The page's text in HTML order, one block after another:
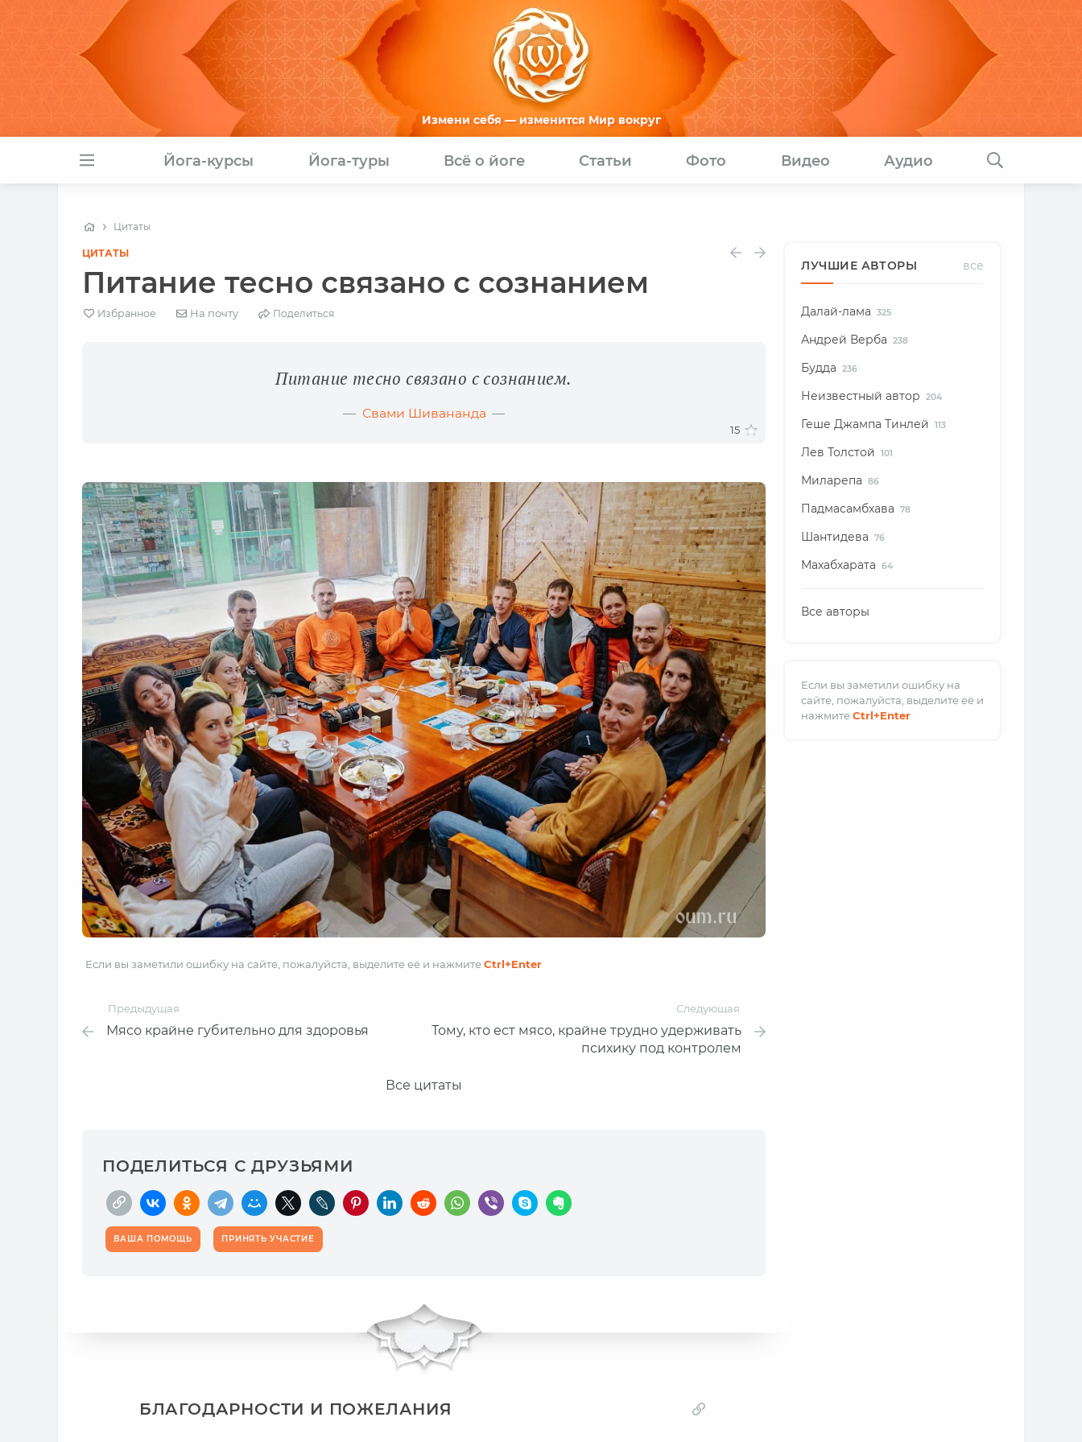
Измени себя — изменится Мир вокруг
Йога-курсы Йога-туры Всё о йоге Статьи Фото Видео Аудио
Цитаты
ЦИТАТЫ
Питание тесно связано с сознанием
Избранное На почту Поделиться
Питание тесно связано с сознанием.
Свами Шивананда
15
Если вы заметили ошибку на сайте, пожалуйста, выделите её и нажмитеCtrl+Enter
Предыдущая
Мясо крайне губительно для здоровья
Следующая
Тому, кто ест мясо, крайне трудно удерживать
психику под контролем
Все цитаты
ПОДЕЛИТЬСЯ С ДРУЗЬЯМИ
ВАША ПОМОЩЬ ПРИНЯТЬ УЧАСТИЕ
БЛАГОДАРНОСТИ И ПОЖЕЛАНИЯ
ЛУЧШИЕ АВТОРЫ все
Далай-лама 325
Андрей Верба 238
Будда 236
Неизвестный автор 204
Геше Джампа Тинлей 113
Лев Толстой 101
Миларепа 86
Падмасамбхава 78
Шантидева 76
Махабхарата 64
Все авторы
Если вы заметили ошибку на
сайте, пожалуйста, выделите её и
нажмитеCtrl+Enter